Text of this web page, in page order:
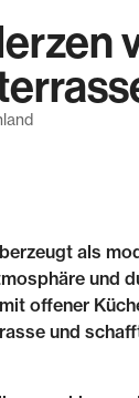
als
und
offener
und